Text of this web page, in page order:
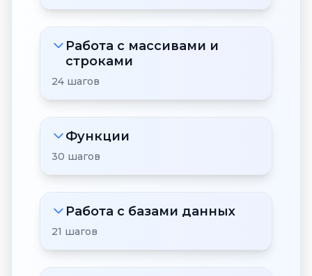
Работа с массивами и
строками
24 шагов
Функции
30 шагов
Работа с базами данных
21 шагов